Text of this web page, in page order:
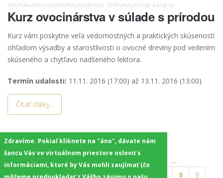
Permakultúra a poľnohospodárstvo, Ochrana prírody a krajiny
Kurz ovocinárstva v súlade s prírodou
Kurz vám poskytne veľa vedomostných a praktických skúseností
ohľadom výsadby a starostlivosti o ovocné dreviny pod vedením
skúseného a chytľavo nadšeného lektora.
Termín udalosti: 11.11. 2016 (17:00) až 13.11. 2016 (13:00)
Čítať ďalej...
Stránky
« prvá ‹ predchádzajúca …
4
5
6
8 9
Zdravíme. Pokiaľ kliknete na "áno", dávate nám
šancu Vás vo virtuálnom priestore osloviť s
informáciami, ktoré by Vás mohli zaujímať (čo